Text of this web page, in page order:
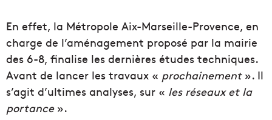
En effet, la Métropole Aix-Marseille-Provence, en
charge de l’aménagement proposé par la mairie
des 6-8, finalise les dernières études techniques.
Avant de lancer les travaux « prochainement». Il
s’agit d’ultimes analyses, sur « les réseaux et la
portance».